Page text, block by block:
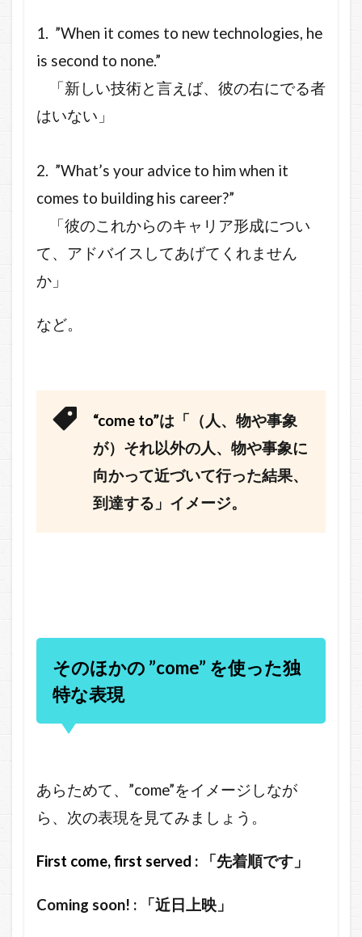
1. ”When it comes to new technologies, he
is second to none.”
「新しい技術と言えば、彼の右にでる者
はいない」
2. ”What’s your advice to him when it
comes to building his career?”
「彼のこれからのキャリア形成につい
て、アドバイスしてあげてくれません
か」
など。
“come to”は「（人、物や事象
が）それ以外の人、物や事象に
向かって近づいて行った結果、
到達する」イメージ。
そのほかの ”come” を使った独
特な表現
あらためて、”come”をイメージしなが
ら、次の表現を見てみましょう。
First come, first served : 「先着順です」
Coming soon! : 「近日上映」